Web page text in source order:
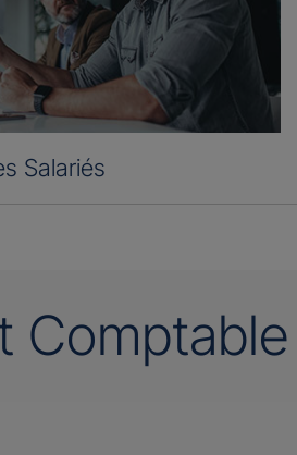
Salariés
Comptable